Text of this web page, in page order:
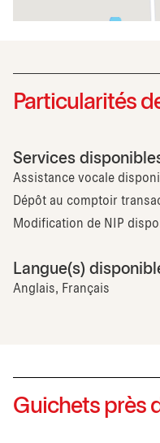
Particularités
Services
Assistance vocale
Dépôt au comptoir
Modification de NIP
Langue(s)
Anglais, Français
Guichets près